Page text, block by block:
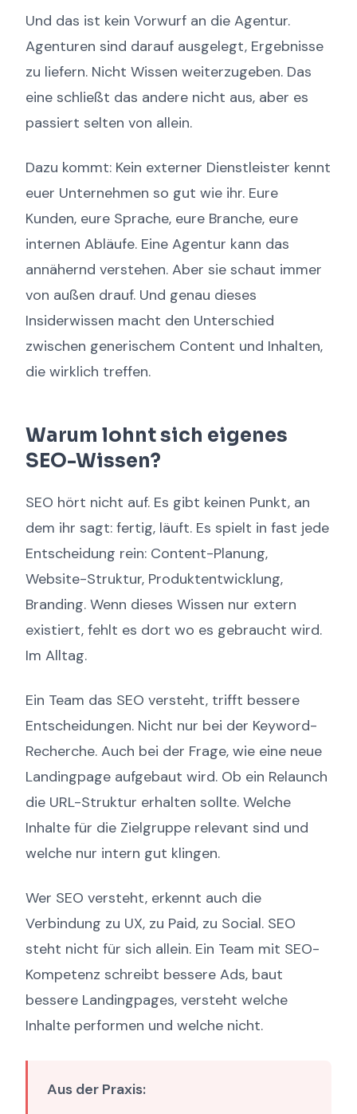
Und das ist kein Vorwurf an die Agentur.
Agenturen sind darauf ausgelegt, Ergebnisse
zu liefern. Nicht Wissen weiterzugeben. Das
eine schließt das andere nicht aus, aber es
passiert selten von allein.
Dazu kommt: Kein externer Dienstleister kennt
euer Unternehmen so gut wie ihr. Eure
Kunden, eure Sprache, eure Branche, eure
internen Abläufe. Eine Agentur kann das
annähernd verstehen. Aber sie schaut immer
von außen drauf. Und genau dieses
Insiderwissen macht den Unterschied
zwischen generischem Content und Inhalten,
die wirklich treffen.
Warum lohnt sich eigenes
SEO-Wissen?
SEO hört nicht auf. Es gibt keinen Punkt, an
dem ihr sagt: fertig, läuft. Es spielt in fast jede
Entscheidung rein: Content-Planung,
Website-Struktur, Produktentwicklung,
Branding. Wenn dieses Wissen nur extern
existiert, fehlt es dort wo es gebraucht wird.
Im Alltag.
Ein Team das SEO versteht, trifft bessere
Entscheidungen. Nicht nur bei der Keyword-
Recherche. Auch bei der Frage, wie eine neue
Landingpage aufgebaut wird. Ob ein Relaunch
die URL-Struktur erhalten sollte. Welche
Inhalte für die Zielgruppe relevant sind und
welche nur intern gut klingen.
Wer SEO versteht, erkennt auch die
Verbindung zu UX, zu Paid, zu Social. SEO
steht nicht für sich allein. Ein Team mit SEO-
Kompetenz schreibt bessere Ads, baut
bessere Landingpages, versteht welche
Inhalte performen und welche nicht.
Aus der Praxis: